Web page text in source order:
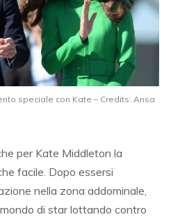
speciale con Kate – Credits: Ansa
per Kate Middleton la
facile. Dopo essersi
nella zona addominale,
di star lottando contro